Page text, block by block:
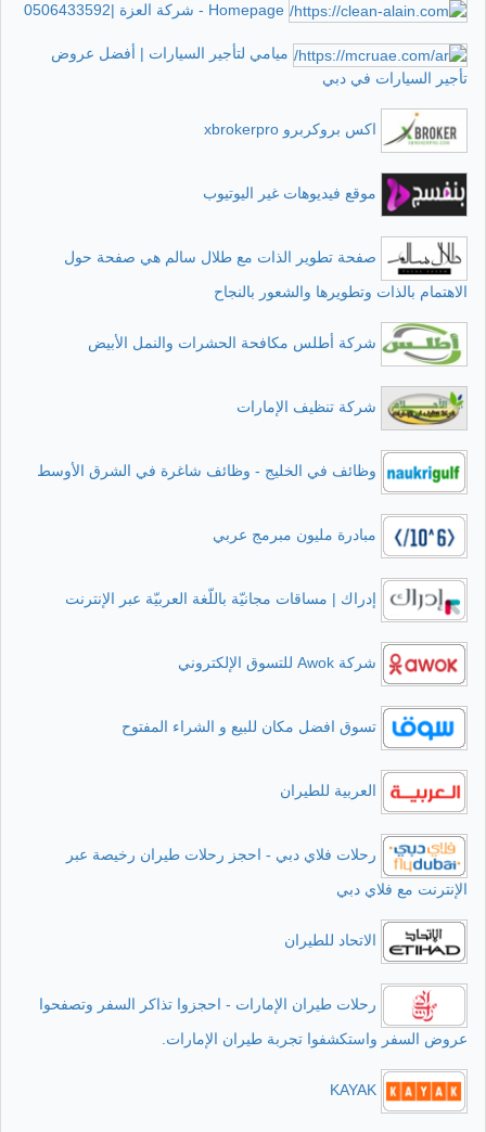
Homepage - شركة العزة |0506433592
ميامي لتأجير السيارات | أفضل عروض
تأجير السيارات في دبي
اكس بروكربرو xbrokerpro
موقع فيديوهات غير اليوتيوب
صفحة تطوير الذات مع طلال سالم هي صفحة حول
الاهتمام بالذات وتطويرها والشعور بالنجاح
شركة أطلس مكافحة الحشرات والنمل الأبيض
شركة تنظيف الإمارات
وظائف في الخليج - وظائف شاغرة في الشرق الأوسط
مبادرة مليون مبرمج عربي
إدراك | مساقات مجانيّة باللّغة العربيّة عبر الإنترنت
شركة Awok للتسوق الإلكتروني
تسوق افضل مكان للبيع و الشراء المفتوح
العربية للطيران
رحلات فلاي دبي - احجز رحلات طيران رخيصة عبر
الإنترنت مع فلاي دبي
الاتحاد للطيران
رحلات طيران الإمارات - احجزوا تذاكر السفر وتصفحوا
عروض السفر واستكشفوا تجربة طيران الإمارات.
KAYAK